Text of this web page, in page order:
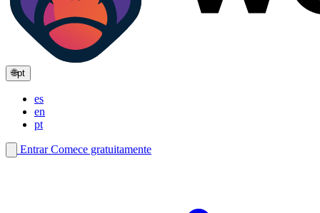
🌐pt
es
en
pt
EntrarComece gratuitamente